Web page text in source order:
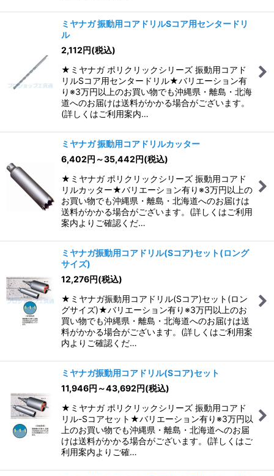
ミヤナガ 振動用コアドリルSコア用センタードリ
ル
2,112円(税込)
★ミヤナガ ポリクリックシリーズ 振動用コアド
リルSコア用センタードリル★バリエーション有
り※3万円以上のお買い物でも沖縄県・離島・北海
道へのお届けは送料がかかる場合がございます。
(詳しくはご利用案内…
ミヤナガ 振動用コアドリルカッター
6,402円 ～35,442円(税込)
★ミヤナガ ポリクリックシリーズ 振動用コアド
リルカッター★バリエーション有り※3万円以上の
お買い物でも沖縄県・離島・北海道へのお届けは
送料がかかる場合がございます。(詳しくはご利用
案内よりご確認くだ…
ミヤナガ振動用コアドリル(Sコア)セット(ロング
サイズ)
12,276円(税込)
★ミヤナガ振動用コアドリル(Sコア)セット(ロン
グサイズ)★バリエーション有り※3万円以上のお
買い物でも沖縄県・離島・北海道へのお届けは送
料がかかる場合がございます。(詳しくはご利用案
内よりご確認くだ…
ミヤナガ振動用コアドリル(Sコア)セット
11,946円 ～43,692円(税込)
★ミヤナガ ポリクリックシリーズ 振動用コアド
リル-Sコアセット★バリエーション有り※3万円以
上のお買い物でも沖縄県・離島・北海道へのお届
けは送料がかかる場合がございます。(詳しくはご
利用案内よりご確…